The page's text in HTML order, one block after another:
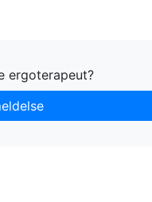
ergoterapeut?